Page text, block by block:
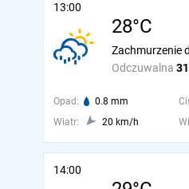
13:00
28°C
Odczuwalna
Zachmurzenie
Opad: 0.8 mm
Wiatr:
20 km/h
14:00